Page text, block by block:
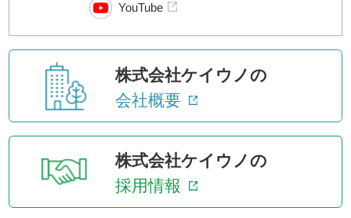
YouTube
株式会社ケイウノの
会社概要
株式会社ケイウノの
採用情報